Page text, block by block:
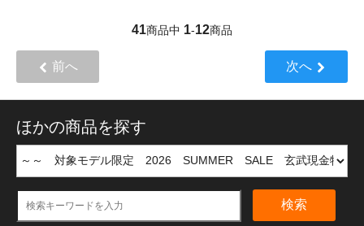
41商品中 1-12商品
前へ 次へ
ほかの商品を探す
検索